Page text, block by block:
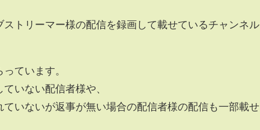
トリーマー様の配信を録画して載せているチャンネル
ています。
いない配信者様や、
いないが返事が無い場合の配信者様の配信も一部載せ